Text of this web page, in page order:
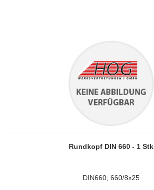
Rundkopf DIN 660 - 1 Stk
DIN660; 660/8x25